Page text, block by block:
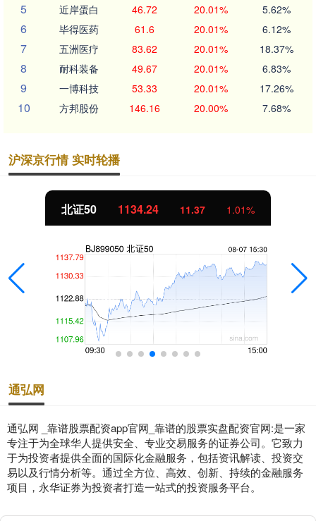
5 近岸蛋白 46.72 20.01% 5.62%
6 毕得医药 61.6 20.01% 6.12%
7 五洲医疗 83.62 20.01% 18.37%
8 耐科装备 49.67 20.01% 6.83%
9 一博科技 53.33 20.01% 17.26%
10 方邦股份 146.16 20.00% 7.68%
沪深京行情 实时轮播
北证50 1134.24 11.37 1.01%
通弘网
通弘网 _靠谱股票配资app官网_靠谱的股票实盘配资官网:是一家
专注于为全球华人提供安全、专业交易服务的证券公司。它致力
于为投资者提供全面的国际化金融服务，包括资讯解读、投资交
易以及行情分析等。通过全方位、高效、创新、持续的金融服务
项目，永华证券为投资者打造一站式的投资服务平台。